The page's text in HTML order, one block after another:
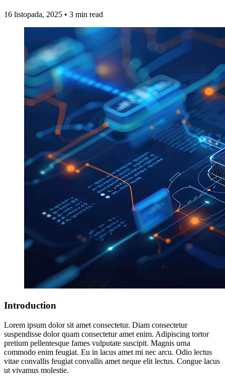
16 listopada, 2025 • 3 min read
Introduction
Lorem ipsum dolor sit amet consectetur. Diam consectetur
suspendisse dolor quam consectetur amet enim. Adipiscing tortor
pretium pellentesque fames vulputate suscipit. Magnis urna
commodo enim feugiat. Eu in lacus amet mi nec arcu. Odio lectus
vitae convallis feugiat convallis amet neque elit lectus. Congue lacus
ut vivamus molestie.